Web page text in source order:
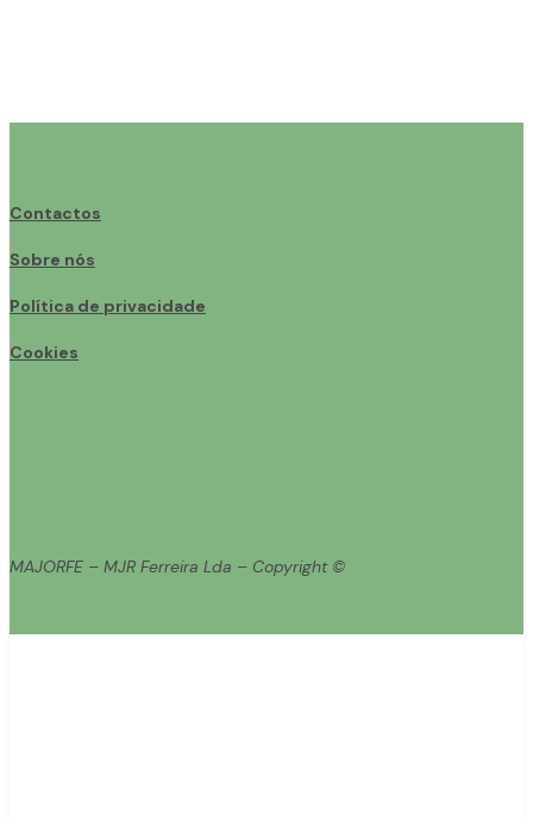
Contactos
Sobre nós
Política de privacidade
Cookies
MAJORFE – MJR Ferreira Lda – Copyright ©